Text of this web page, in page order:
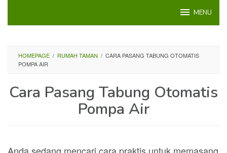
MENU
HOMEPAGE / RUMAH TAMAN / CARA PASANG TABUNG OTOMATIS
POMPA AIR
Cara Pasang Tabung Otomatis
Pompa Air